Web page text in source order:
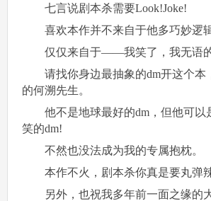
七言说剧本杀需要Look!Joke!
喜欢本作并不来自于他多巧妙逻
仅仅来自于——我笑了，我无语的
请找你身边最抽象的dm开这个本
的何溯先生。
他不是地球最好的dm，但他可以
笑的dm!
不然也没法成为我的专属抱枕。
本作不火，剧本杀你真是要丸弹
另外，也祝我多年前一面之缘的